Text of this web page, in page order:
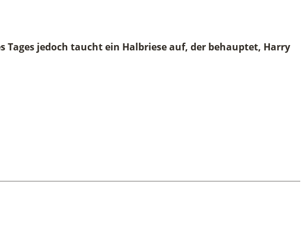
Tages jedoch taucht ein Halbriese auf, der behauptet, Harry